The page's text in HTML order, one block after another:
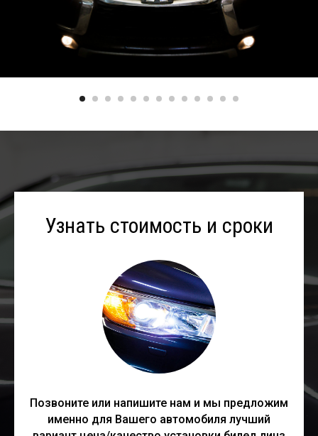
Узнать стоимость и сроки
Позвоните или напишите нам и мы предложим
именно для Вашего автомобиля лучший